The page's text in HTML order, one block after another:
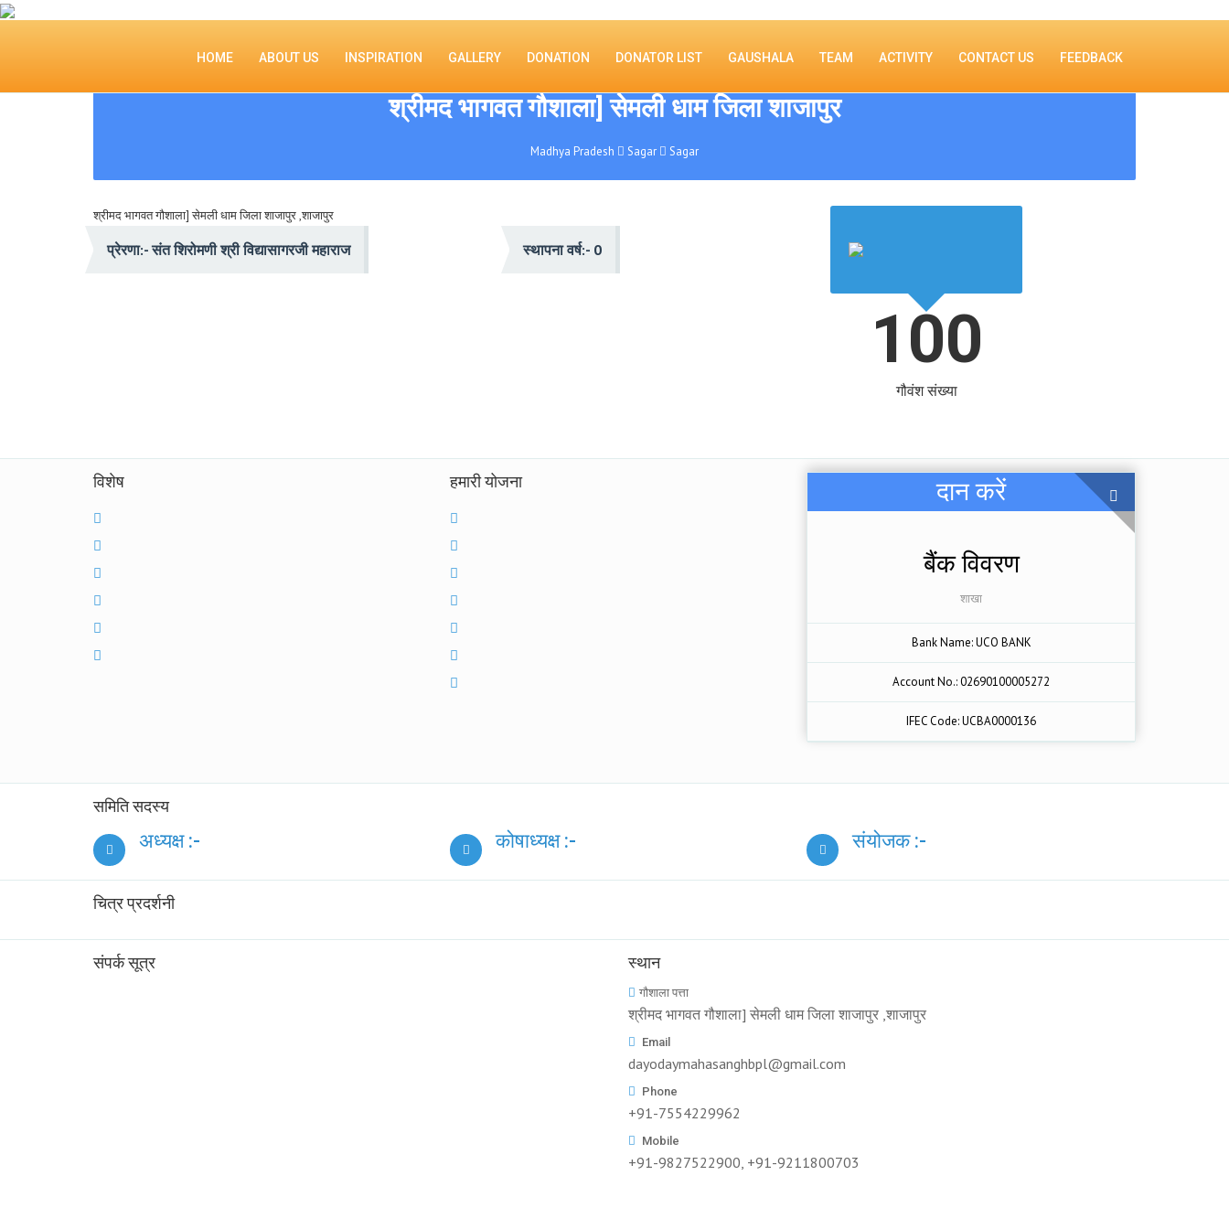
HOME ABOUT US INSPIRATION GALLERY DONATION DONATOR LIST GAUSHALA TEAM ACTIVITY CONTACT US FEEDBACK
श्रीमद भागवत गौशाला] सेमली धाम जिला शाजापुर
Madhya Pradesh Sagar Sagar
श्रीमद भागवत गौशाला] सेमली धाम जिला शाजापुर ,शाजापुर
प्रेरणा:- संत शिरोमणी श्री विद्यासागरजी महाराज स्थापना वर्ष:- 0
100
गौवंश संख्या
विशेष हमारी योजना दान करें
बैंक विवरण
शाखा
Bank Name: UCO BANK
Account No.: 02690100005272
IFEC Code: UCBA0000136
समिति सदस्य
अध्यक्ष :- कोषाध्यक्ष :- संयोजक :-
चित्र प्रदर्शनी
संपर्क सूत्र स्थान
गौशाला पत्ता
श्रीमद भागवत गौशाला] सेमली धाम जिला शाजापुर ,शाजापुर
Email
dayodaymahasanghbpl@gmail.com
Phone
+91-7554229962
Mobile
+91-9827522900, +91-9211800703